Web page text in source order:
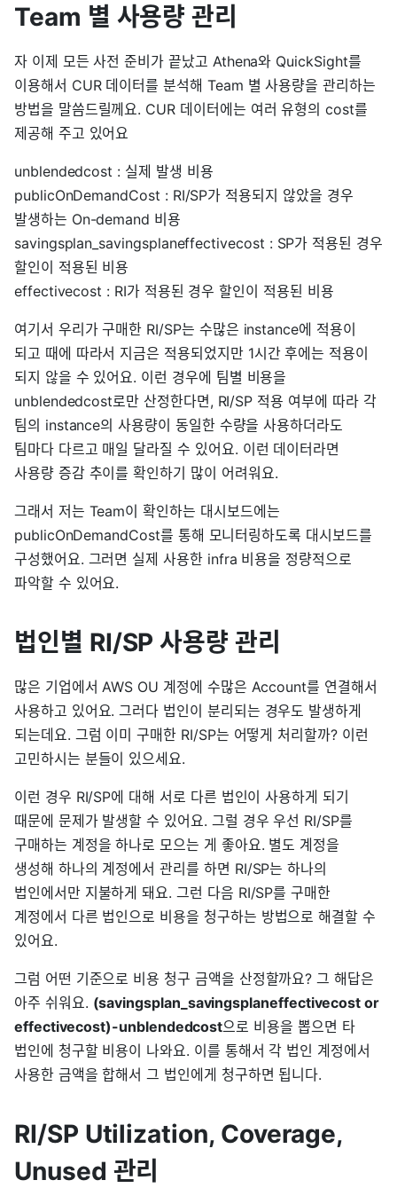
Team 별 사용량 관리
자 이제 모든 사전 준비가 끝났고 Athena와 QuickSight를
이용해서 CUR 데이터를 분석해 Team 별 사용량을 관리하는
방법을 말씀드릴께요. CUR 데이터에는 여러 유형의 cost를
제공해 주고 있어요
unblendedcost : 실제 발생 비용
publicOnDemandCost : RI/SP가 적용되지 않았을 경우
발생하는 On-demand 비용
savingsplan_savingsplaneffectivecost : SP가 적용된 경우
할인이 적용된 비용
effectivecost : RI가 적용된 경우 할인이 적용된 비용
여기서 우리가 구매한 RI/SP는 수많은 instance에 적용이
되고 때에 따라서 지금은 적용되었지만 1시간 후에는 적용이
되지 않을 수 있어요. 이런 경우에 팀별 비용을
unblendedcost로만 산정한다면, RI/SP 적용 여부에 따라 각
팀의 instance의 사용량이 동일한 수량을 사용하더라도
팀마다 다르고 매일 달라질 수 있어요. 이런 데이터라면
사용량 증감 추이를 확인하기 많이 어려워요.
그래서 저는 Team이 확인하는 대시보드에는
publicOnDemandCost를 통해 모니터링하도록 대시보드를
구성했어요. 그러면 실제 사용한 infra 비용을 정량적으로
파악할 수 있어요.
법인별 RI/SP 사용량 관리
많은 기업에서 AWS OU 계정에 수많은 Account를 연결해서
사용하고 있어요. 그러다 법인이 분리되는 경우도 발생하게
되는데요. 그럼 이미 구매한 RI/SP는 어떻게 처리할까? 이런
고민하시는 분들이 있으세요.
이런 경우 RI/SP에 대해 서로 다른 법인이 사용하게 되기
때문에 문제가 발생할 수 있어요. 그럴 경우 우선 RI/SP를
구매하는 계정을 하나로 모으는 게 좋아요. 별도 계정을
생성해 하나의 계정에서 관리를 하면 RI/SP는 하나의
법인에서만 지불하게 돼요. 그런 다음 RI/SP를 구매한
계정에서 다른 법인으로 비용을 청구하는 방법으로 해결할 수
있어요.
그럼 어떤 기준으로 비용 청구 금액을 산정할까요? 그 해답은
아주 쉬워요. (savingsplan_savingsplaneffectivecost or
effectivecost)-unblendedcost으로 비용을 뽑으면 타
법인에 청구할 비용이 나와요. 이를 통해서 각 법인 계정에서
사용한 금액을 합해서 그 법인에게 청구하면 됩니다.
RI/SP Utilization, Coverage,
Unused 관리